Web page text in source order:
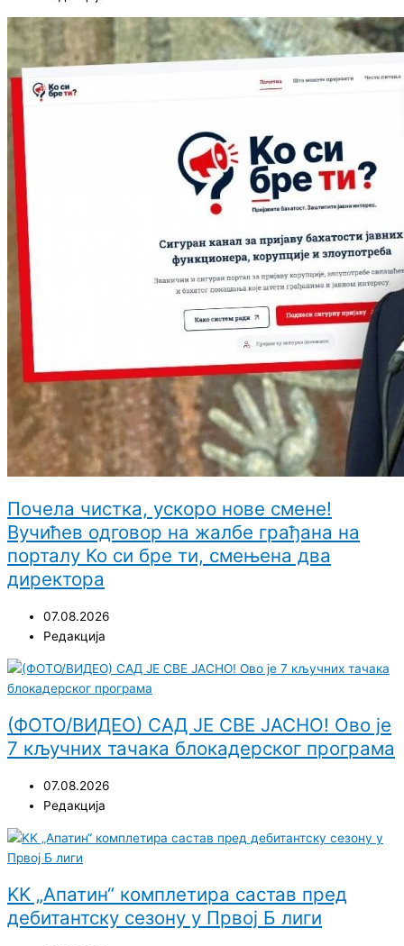
Почела чистка, ускоро нове смене!
Вучићев одговор на жалбе грађана на
порталу Ко си бре ти, смењена два
директора
07.08.2026
Редакција
(ФОТО/ВИДЕО) САД ЈЕ СВЕ ЈАСНО! Ово је
7 кључних тачака блокадерског програма
07.08.2026
Редакција
KK „Апатин“ комплетира састав пред
дебитантску сезону у Првој Б лиги